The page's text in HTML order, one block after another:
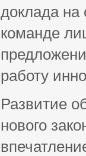
доклада на
команде
работу
Развитие
нового